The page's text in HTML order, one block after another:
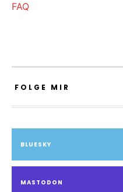
FAQ
FOLGE MIR
BLUESKY
MASTODON